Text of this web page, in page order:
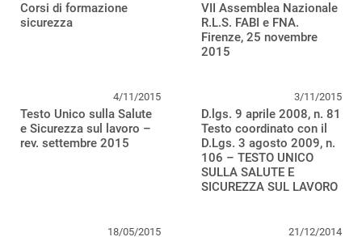
Corsi di formazione
sicurezza
VII Assemblea Nazionale
R.L.S. FABI e FNA.
Firenze, 25 novembre
2015
4/11/2015
Testo Unico sulla Salute
e Sicurezza sul lavoro –
rev. settembre 2015
3/11/2015
D.lgs. 9 aprile 2008, n. 81
Testo coordinato con il
D.Lgs. 3 agosto 2009, n.
106 – TESTO UNICO
SULLA SALUTE E
SICUREZZA SUL LAVORO
18/05/2015 21/12/2014